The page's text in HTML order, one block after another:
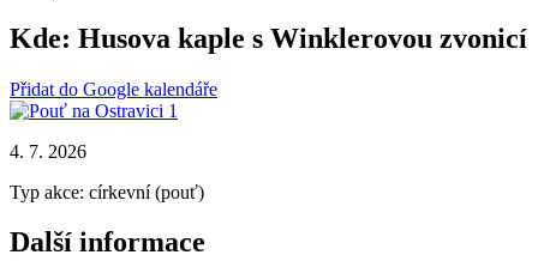
Kde: Husova kaple s Winklerovou zvonicí
Přidat do Google kalendáře
4. 7. 2026
Typ akce: církevní (pouť)
Další informace